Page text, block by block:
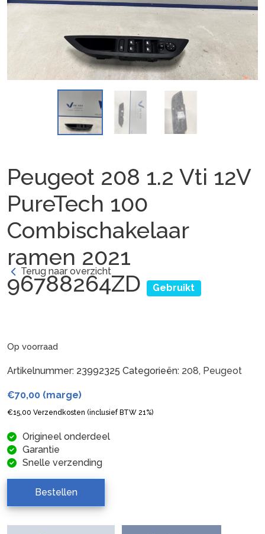
Peugeot 208 1.2 Vti 12V
PureTech 100
Combischakelaar
ramen 2021
96788264ZD
Gebruikt
Terug naar overzicht
Op voorraad
Artikelnummer: 23992325 Categorieën: 208, Peugeot
€70,00 (marge)
€15,00 Verzendkosten (inclusief BTW 21%)
Origineel onderdeel
Garantie
Snelle verzending
Bestellen